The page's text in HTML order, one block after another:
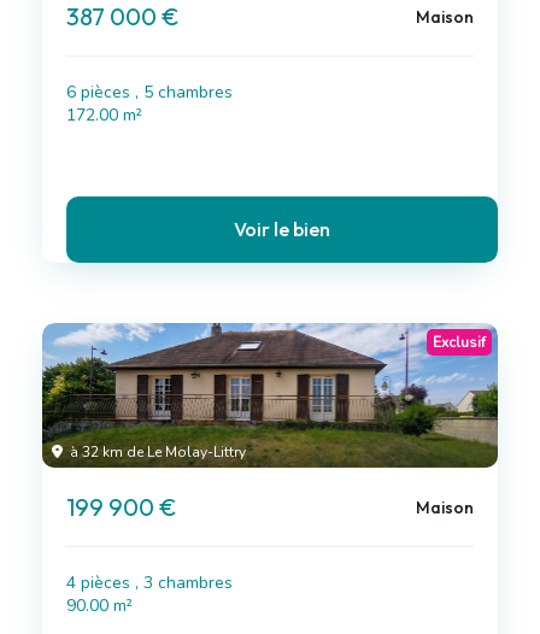
387 000 € Maison
6 pièces , 5 chambres
172.00 m²
Voir le bien
à 32 km de Le Molay-Littry
Exclusif
199 900 € Maison
4 pièces , 3 chambres
90.00 m²